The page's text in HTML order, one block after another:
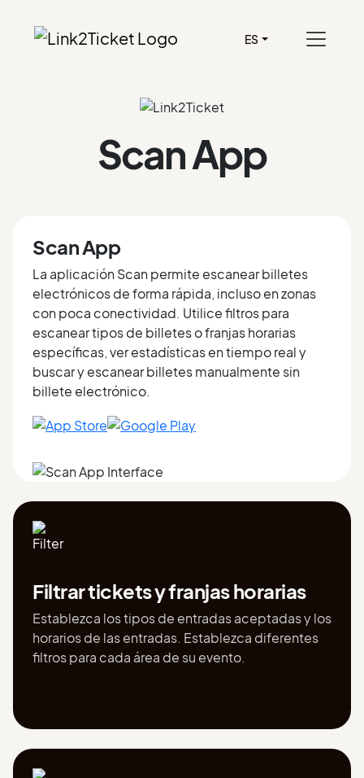
ES
Scan App
Scan App
La aplicación Scan permite escanear billetes
electrónicos de forma rápida, incluso en zonas
con poca conectividad. Utilice filtros para
escanear tipos de billetes o franjas horarias
específicas, ver estadísticas en tiempo real y
buscar y escanear billetes manualmente sin
billete electrónico.
Filtrar tickets y franjas horarias
Establezca los tipos de entradas aceptadas y los
horarios de las entradas. Establezca diferentes
filtros para cada área de su evento.